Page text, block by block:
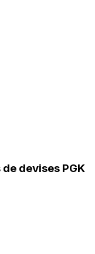
devises PGK